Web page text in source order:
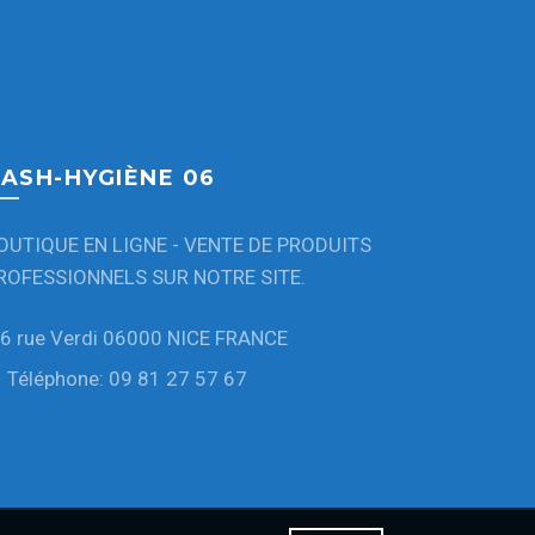
HYGIÈNE 06
EN LIGNE - VENTE DE PRODUITS
SUR NOTRE SITE.
rue Verdi 06000 NICE FRANCE
Téléphone: 09 81 27 57 67